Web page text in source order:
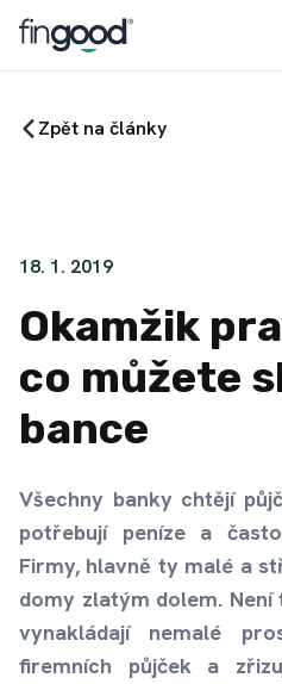
Zpět na články
18. 1. 2019
Okamžik
co můžete
bance
Všechny banky chtějí
potřebují peníze a
Firmy, hlavně ty malé a
domy zlatým dolem. Není
vynakládají nemalé
firemních půjček a